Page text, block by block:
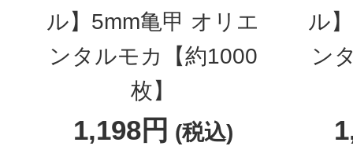
ル】5mm亀甲 オリエ
ンタルモカ【約1000
枚】
1,198円 (税込)
ル
ン